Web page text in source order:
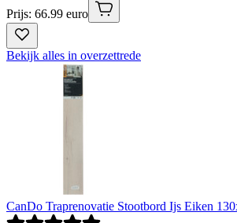
Prijs: 66.99 euro
Bekijk alles in overzettrede
CanDo Traprenovatie Stootbord Ijs Eiken